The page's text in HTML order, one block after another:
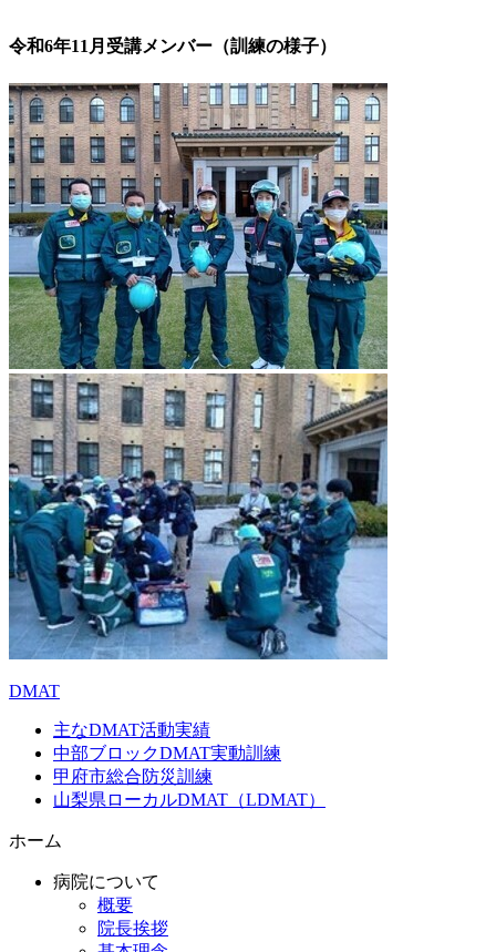
令和6年11月受講メンバー（訓練の様子）
DMAT
主なDMAT活動実績
中部ブロックDMAT実動訓練
甲府市総合防災訓練
山梨県ローカルDMAT（LDMAT）
ホーム
病院について
概要
院長挨拶